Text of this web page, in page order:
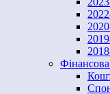
Фінансова